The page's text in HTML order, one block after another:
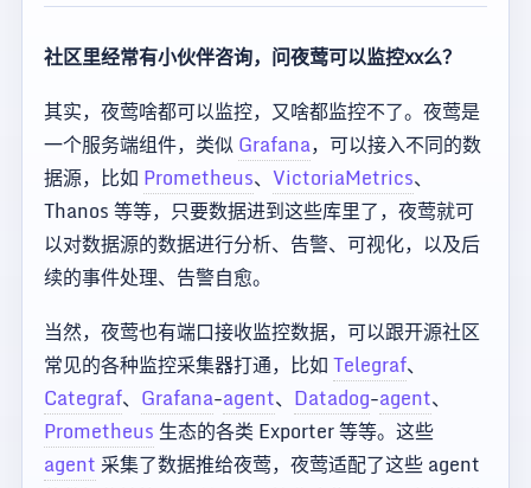
社区里经常有小伙伴咨询，问夜莺可以监控xx么？
其实，夜莺啥都可以监控，又啥都监控不了。夜莺是
一个服务端组件，类似Grafana，可以接入不同的数
据源，比如 Prometheus、 VictoriaMetrics、
Thanos 等等，只要数据进到这些库里了，夜莺就可
以对数据源的数据进行分析、告警、可视化，以及后
续的事件处理、告警自愈。
当然，夜莺也有端口接收监控数据，可以跟开源社区
常见的各种监控采集器打通，比如Telegraf、
Categraf、 Grafana-agent、 Datadog-agent、
Prometheus生态的各类 Exporter 等等。这些
agent采集了数据推给夜莺，夜莺适配了这些 agent